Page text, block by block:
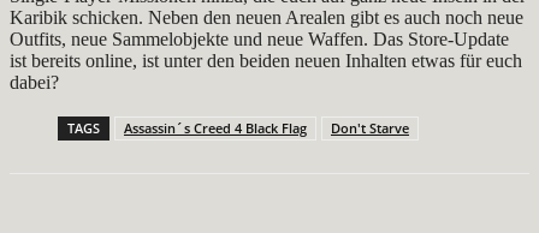
Karibik schicken. Neben den neuen Arealen gibt es auch noch neue
Outfits, neue Sammelobjekte und neue Waffen. Das Store-Update
ist bereits online, ist unter den beiden neuen Inhalten etwas für euch
dabei?
TAGS Assassin´s Creed 4 Black Flag Don't Starve